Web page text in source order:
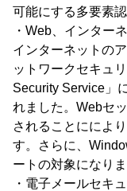
可能にする多要素
・Web、インター
インターネットの
ットワークセキュ
Security Service」
れました。Webセ
されることにによ
す。さらに、
ートの対象になりま
・電子メールセキ